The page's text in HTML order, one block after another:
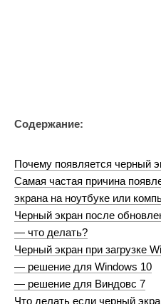
Содержание:
Почему появляется черный
Самая частая причина
экрана на ноутбуке или
Черный экран после
— что делать?
Черный экран при загрузке
— решение для Windows 10
— решение для Виндовс 7
Что делать если черный